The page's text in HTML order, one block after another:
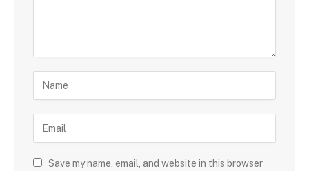
Save my name, email, and website in this browser